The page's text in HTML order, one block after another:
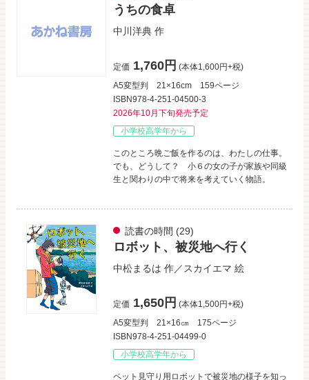
うちの食卓
中川洋典 作
定価 1,760円 (本体1,600円+税)
A5変型判
21×16cm
159ページ
ISBN978-4-251-04500-3
2026年10月下旬発売予定
小学校高学年から
このところ晩ご飯を作るのは、わたしの仕事。
でも、どうして？ 小６の女の子が家族や同級
生と関わりの中で将来を考えていく物語。
読書の時間 (29)
ロボット、被災地へ行く
中松まるは 作／ スカイエマ 絵
定価 1,650円 (本体1,500円+税)
A5変型判
21×16㎝
175ページ
ISBN978-4-251-04499-0
小学校高学年から
ペット見守り用ロボットで被災地の様子を知っ